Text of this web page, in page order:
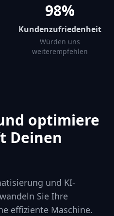
98%
Kundenzufriedenheit
Würden uns
weiterempfehlen
optimiere
Deinen
und KI-
Sie Ihre
effiziente Maschine.